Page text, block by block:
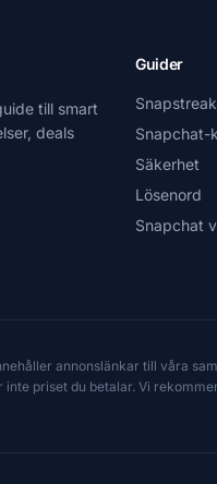
till smart
deals
Guider
Snapchat-
Säkerhet
Lösenord
Snapchat
annonslänkar till våra
priset du betalar. Vi